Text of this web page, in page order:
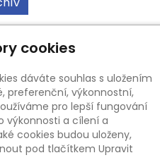
cookies
dáváte souhlas s uložením
preferenční, výkonnostní,
pro lepší fungování
výkonnosti a cílení a
cookies budou uloženy,
pod tlačítkem Upravit